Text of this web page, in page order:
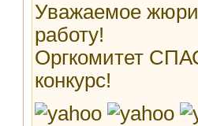
Уважаемое
работу!
Оргкомитет
конкурс!